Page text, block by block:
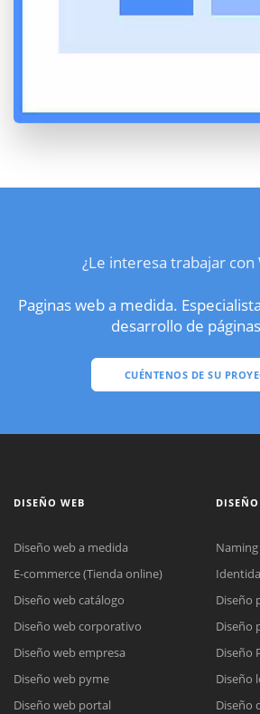
¿Le interesa trabajar con
Paginas web a medida.
desarrollo de
CUÉNTENOS DE SU
DISEÑO WEB
Diseño web a medida
E-commerce (Tienda online)
Diseño web catálogo
Diseño web corporativo
Diseño web empresa
Diseño web pyme
Diseño web portal
Naming
Diseño
Diseño
Diseño
Diseño
Diseño